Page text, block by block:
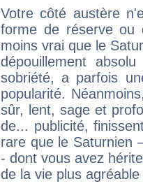
Votre côté austère
forme de réserve
moins vrai que le
dépouillement
sobriété, a parfois
popularité.
sûr, lent, sage et
de... publicité,
rare que le Saturnien
- dont vous avez
de la vie plus